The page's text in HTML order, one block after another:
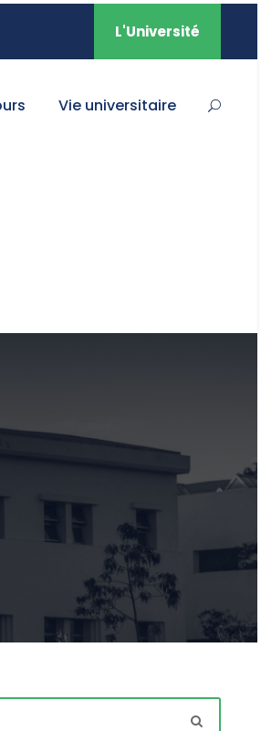
L'Université
Vie universitaire